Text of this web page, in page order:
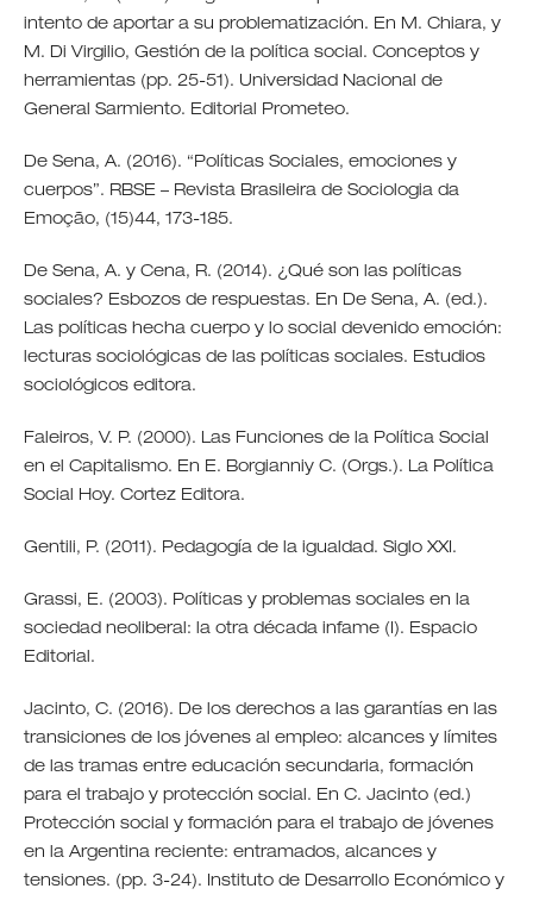
intento de aportar a su problematización. En M. Chiara, y
M. Di Virgilio, Gestión de la política social. Conceptos y
herramientas (pp. 25-51). Universidad Nacional de
General Sarmiento. Editorial Prometeo.
De Sena, A. (2016). “Políticas Sociales, emociones y
cuerpos”. RBSE – Revista Brasileira de Sociologia da
Emoção, (15)44, 173-185.
De Sena, A. y Cena, R. (2014). ¿Qué son las políticas
sociales? Esbozos de respuestas. En De Sena, A. (ed.).
Las políticas hecha cuerpo y lo social devenido emoción:
lecturas sociológicas de las políticas sociales. Estudios
sociológicos editora.
Faleiros, V. P. (2000). Las Funciones de la Política Social
en el Capitalismo. En E. Borgianniy C. (Orgs.). La Política
Social Hoy. Cortez Editora.
Gentili, P. (2011). Pedagogía de la igualdad. Siglo XXI.
Grassi, E. (2003). Políticas y problemas sociales en la
sociedad neoliberal: la otra década infame (I). Espacio
Editorial.
Jacinto, C. (2016). De los derechos a las garantías en las
transiciones de los jóvenes al empleo: alcances y límites
de las tramas entre educación secundaria, formación
para el trabajo y protección social. En C. Jacinto (ed.)
Protección social y formación para el trabajo de jóvenes
en la Argentina reciente: entramados, alcances y
tensiones. (pp. 3-24). Instituto de Desarrollo Económico y